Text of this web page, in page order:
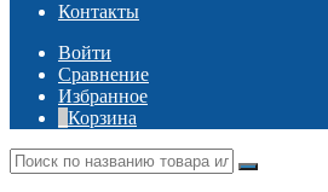
Контакты
Войти
Сравнение
Избранное
Корзина